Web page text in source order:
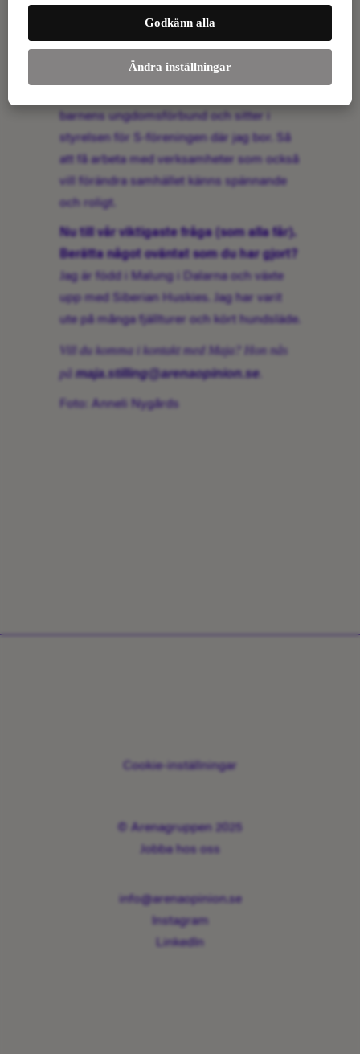
att ta fram påverkansstrategier. Jag tycker
att politik är det roligaste som finns och
jag har varit föreningsaktiv inom idrotten
och ideellt engagerad hela mitt liv. Jag var
barnens ungdomsförbund och sitter i
styrelsen för S-föreningen där jag bor. Så
att få arbeta med verksamheter som också
vill förändra samhället känns spännande
och roligt.
Nu till vår viktigaste fråga (som alla får).
Berätta något oväntat som du har gjort?
Jag är född i Malung i Dalarna och växte
upp med Siberian Huskies. Jag har varit
ute på många fjällturer och kört hundsläde.
Vill du komma i kontakt med Maja? Hon nås
på maja.stilling@arenaopinion.se
Foto: Anneli Nygårds
© Arenagruppen 2025
Jobba hos oss
Cookie-inställningar
info@arenaopinion.se
Instagram
LinkedIn
Godkänn alla
Ändra inställningar